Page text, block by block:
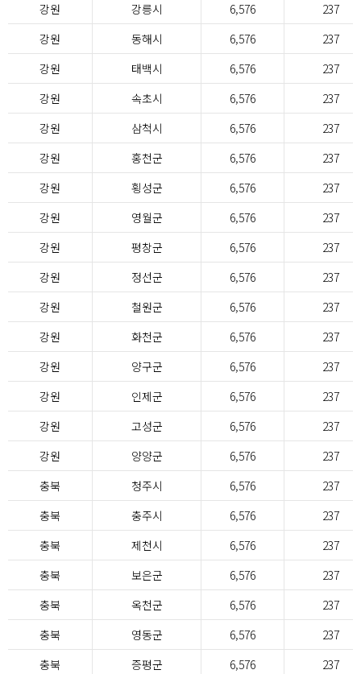
강원
강릉시 6,576
237
강원
동해시 6,576
237
강원
태백시 6,576
237
강원
속초시 6,576
237
강원
삼척시 6,576
237
강원
홍천군 6,576
237
강원
횡성군 6,576
237
강원
영월군 6,576
237
강원
평창군 6,576
237
강원
정선군 6,576
237
강원
철원군 6,576
237
강원
화천군 6,576
237
강원
양구군 6,576
237
강원
인제군 6,576
237
강원
고성군 6,576
237
강원
양양군 6,576
237
충북
청주시 6,576
237
충북
충주시 6,576
237
충북
제천시 6,576
237
충북
보은군 6,576
237
충북
옥천군 6,576
237
충북
영동군 6,576
237
충북
증평군 6,576 237